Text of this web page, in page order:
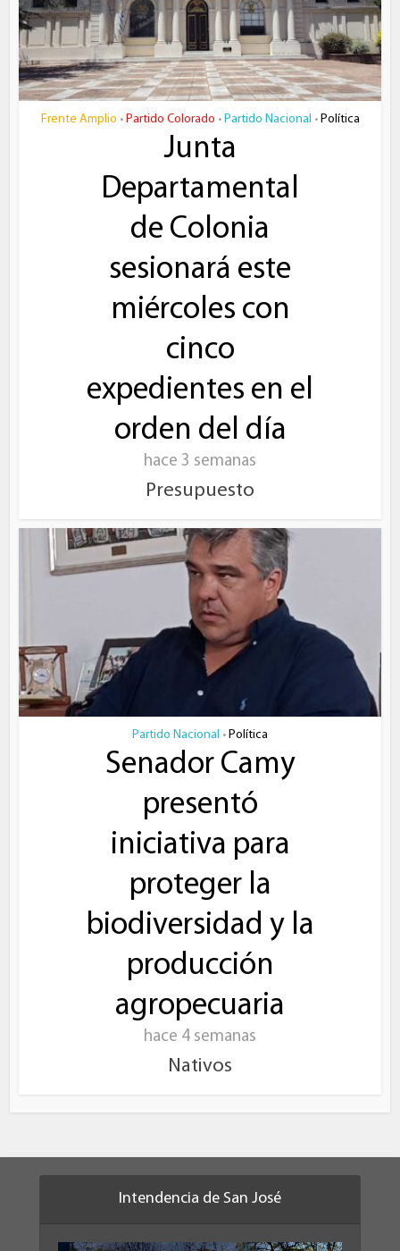
Frente Amplio • Partido Colorado • Partido Nacional • Política
Junta
Departamental
de Colonia
sesionará este
miércoles con
cinco
expedientes en el
orden del día
hace 3 semanas
Presupuesto
Partido Nacional • Política
Senador Camy
presentó
iniciativa para
proteger la
biodiversidad y la
producción
agropecuaria
hace 4 semanas
Nativos
Intendencia de San José